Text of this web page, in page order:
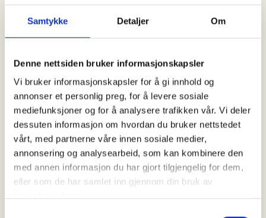
Samtykke Detaljer Om
Denne nettsiden bruker informasjonskapsler
Vi bruker informasjonskapsler for å gi innhold og
annonser et personlig preg, for å levere sosiale
mediefunksjoner og for å analysere trafikken vår. Vi deler
dessuten informasjon om hvordan du bruker nettstedet
vårt, med partnerne våre innen sosiale medier,
annonsering og analysearbeid, som kan kombinere den
med annen informasjon du har gjort tilgjengelig for dem,
eller som de har samlet inn gjennom din bruk av
Sted
Sogndal
Tid
28. Oct 2026
Kl. 18.00 - 20.00